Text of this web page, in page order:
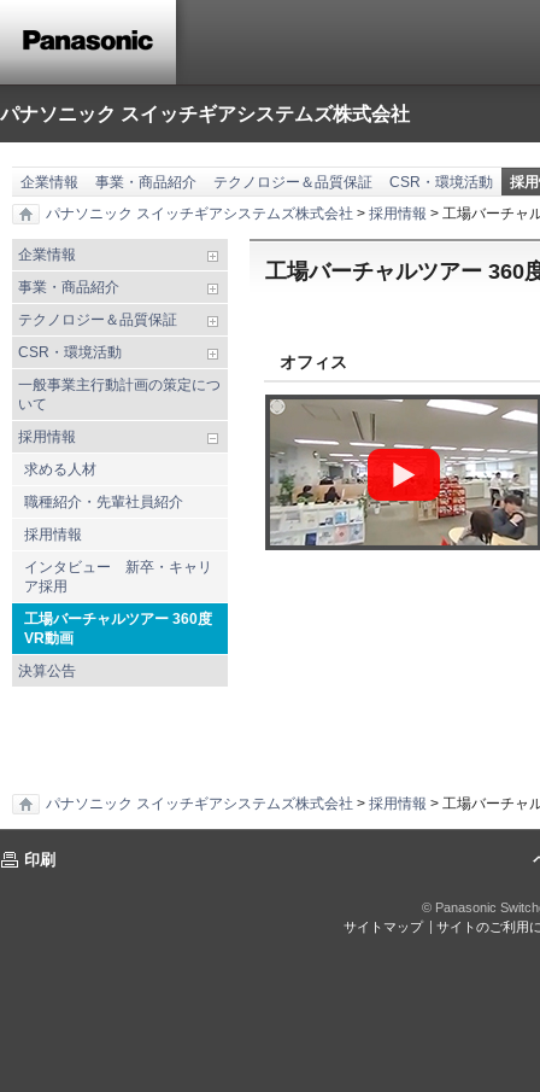
パナソニック スイッチギアシステムズ株式会社
企業情報 事業・商品紹介 テクノロジー＆品質保証 CSR・環境活動
採
パナソニック スイッチギアシステムズ株式会社 > 採用情報 > 工場バーチャ
工場バーチャルツアー 360
オフィス
企業情報
事業・商品紹介
テクノロジー＆品質保証
CSR・環境活動
一般事業主行動計画の策定につ
いて
採用情報
求める人材
職種紹介・先輩社員紹介
採用情報
インタビュー 新卒・キャリ
ア採用
工場バーチャルツアー 360度
VR動画
決算公告
パナソニック スイッチギアシステムズ株式会社 > 採用情報 > 工場バーチャ
印刷
© Panasonic
サイトマップ
サイトのご利用